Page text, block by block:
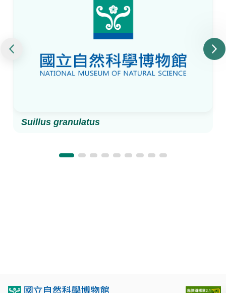
Suillus granulatus